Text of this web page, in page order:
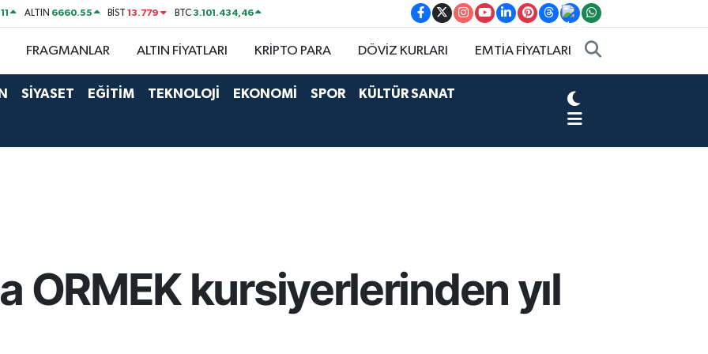
ALTIN 6660.55 BİST13.779 BTC3.101.434,46
FRAGMANLAR ALTIN FİYATLARI KRİPTO PARA DÖVİZ KURLARI EMTİA FİYATLARI
SİYASET EĞİTİM TEKNOLOJİ EKONOMİ SPOR KÜLTÜR SANAT
ORMEK kursiyerlerinden yıl